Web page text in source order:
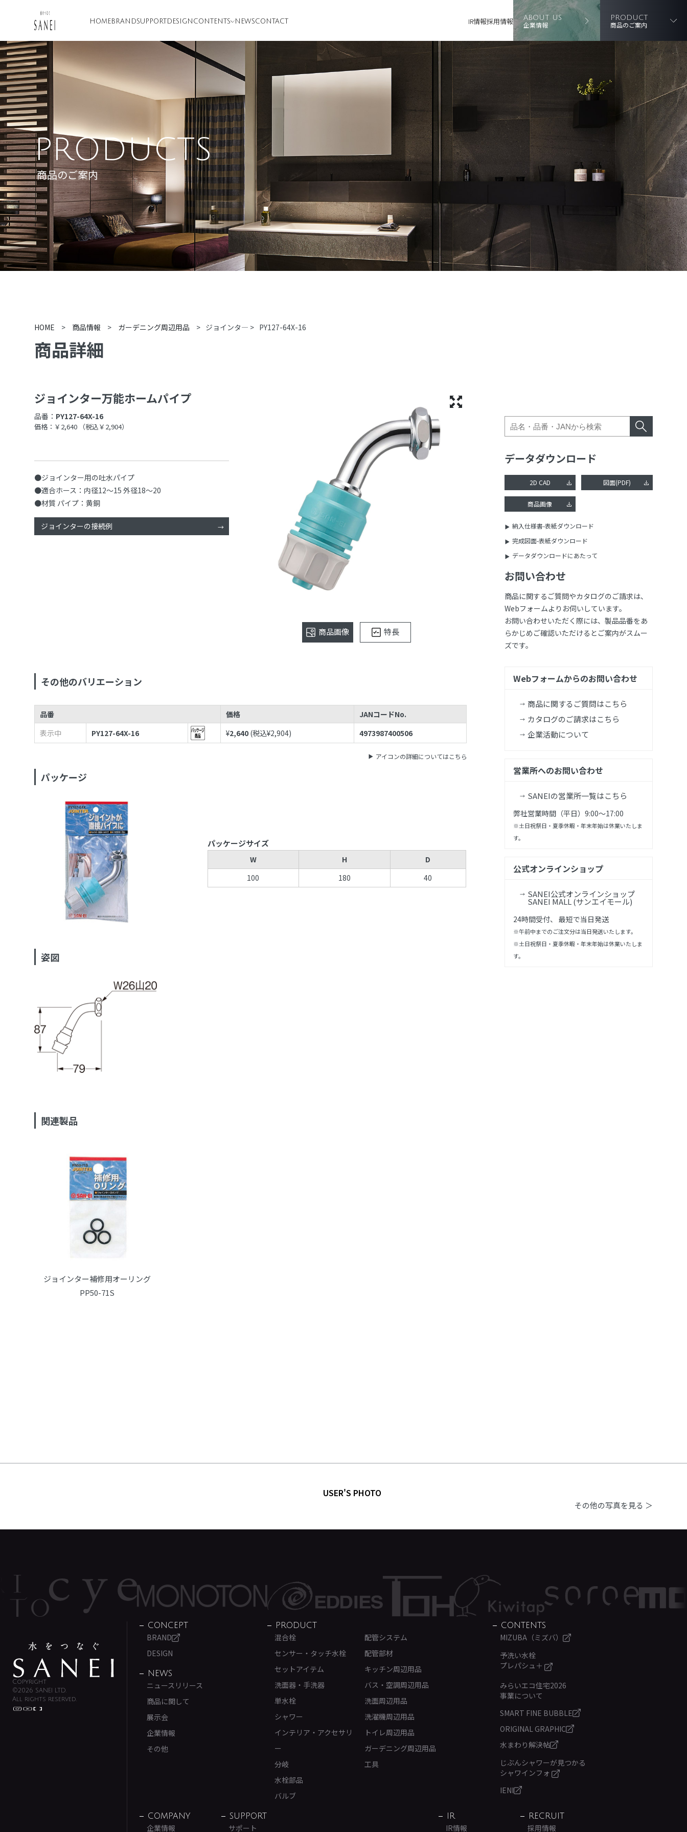
HOME BRANDSUPPORT DESIGN CONTENTS NEWSCONTACT IR情報採用情報 ABOUT US
企業情報
PRODUCT
商品のご案内
PRODUCTS
商品のご案内
HOME > 商品情報 > ガーデニング周辺用品 > ジョインタ― > PY127-64X-16
商品詳細
ジョインター万能ホームパイプ
品番： PY127-64X-16
価格：￥2,640 （税込￥2,904）
●ジョインター用の吐水パイプ
●適合ホース：内径12～15 外径18～20
●材質 パイプ：黄銅
ジョインターの接続例
商品画像 特長
その他のバリエーション
品番 価格
JANコードNo.
表示中
PY127-64X-16 ¥2,640 (税込¥2,904) 4973987400506
アイコンの詳細についてはこちら
パッケージ
パッケージサイズ
W H
D
100
180 40
姿図
関連製品
ジョインター補修用オーリング
PP50-71S
データダウンロード
2D CAD 図面(PDF)
商品画像
納入仕様書-表紙ダウンロード
完成図面-表紙ダウンロード
データダウンロードにあたって
お問い合わせ
商品に関するご質問やカタログのご請求は、
Webフォームよりお伺いしています。
お問い合わせいただく際には、製品品番をあ
らかじめご確認いただけるとご案内がスムー
ズです。
Webフォームからのお問い合わせ
商品に関するご質問はこちら
カタログのご請求はこちら
企業活動について
営業所へのお問い合わせ
SANEIの営業所一覧はこちら
弊社営業時間（平日）9:00～17:00
※土日祝祭日・夏季休暇・年末年始は休業いたしま
す。
公式オンラインショップ
SANEI公式オンラインショップ
SANEI MALL (サンエイモール)
24時間受付、 最短で当日発送
※午前中までのご注文分は当日発送いたします。
※土日祝祭日・夏季休暇・年末年始は休業いたしま
す。
USER'S PHOTO
その他の写真を見る ＞
Copyright
©2026 SANEI LTD.
All rights reserved.
CONCEPT
BRAND
DESIGN
NEWS
ニュースリリース
商品に関して
展示会
企業情報
その他
PRODUCT
混合栓
センサー・タッチ水栓
セットアイテム
洗面器・手洗器
単水栓
シャワー
インテリア・アクセサリ
ー
分岐
水栓部品
バルブ
配管システム
配管部材
キッチン周辺用品
バス・空調周辺用品
洗面周辺用品
洗濯機周辺用品
トイレ周辺用品
ガーデニング周辺用品
工具
CONTENTS
MIZUBA（ミズバ）
予洗い水栓
プレパシュ＋
みらいエコ住宅2026
事業について
SMART FINE BUBBLE
ORIGINAL GRAPHIC
水まわり解決帖
じぶんシャワーが見つかる
シャワインフォ
IENI
COMPANY
企業情報
SUPPORT
サポート
IR
IR情報
RECRUIT
採用情報